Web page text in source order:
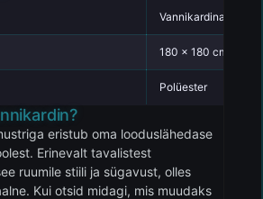
Vannikardinad
180 x 180 cm
Polüester
eristub oma looduslähedase
Erinevalt tavalistest
ruumile stiili ja sügavust, olles
Kui otsid midagi, mis muudaks